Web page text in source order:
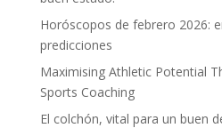
Horóscopos de febrero 2026:
predicciones
Maximising Athletic Potential
Sports Coaching
El colchón, vital para un buen